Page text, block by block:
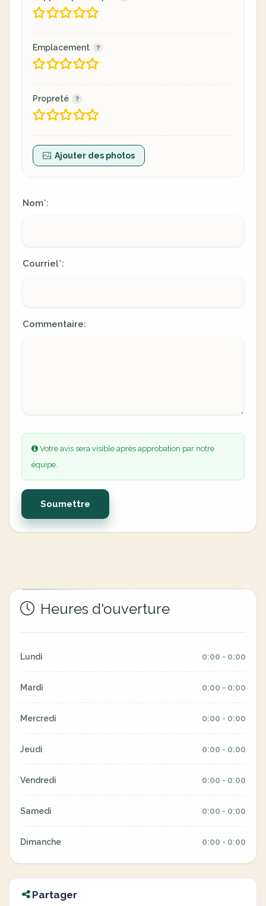
Emplacement
Propreté
Ajouter des photos
Nom*:
Courriel*:
Commentaire:
Votre avis sera visible après approbation par notre
équipe.
Soumettre
Heures d'ouverture
Lundi 0:00 - 0:00
Mardi 0:00 - 0:00
Mercredi 0:00 - 0:00
Jeudi 0:00 - 0:00
Vendredi 0:00 - 0:00
Samedi 0:00 - 0:00
Dimanche 0:00 - 0:00
Partager